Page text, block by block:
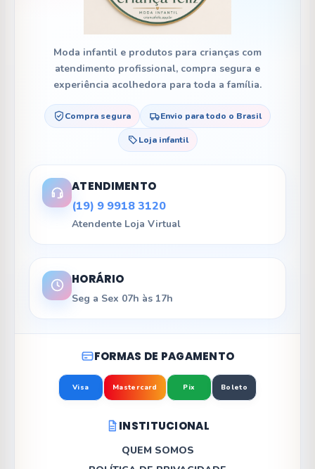
Moda infantil e produtos para crianças com
atendimento profissional, compra segura e
experiência acolhedora para toda a família.
Compra segura Envio para todo o Brasil
Loja infantil
ATENDIMENTO
(19) 9 9918 3120
Atendente Loja Virtual
HORÁRIO
Seg a Sex 07h às 17h
FORMAS DE PAGAMENTO
Visa Mastercard Pix Boleto
INSTITUCIONAL
QUEM SOMOS